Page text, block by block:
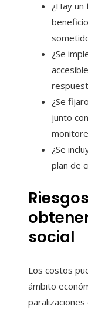
¿Hay
¿Se
¿Se
junto
¿Se
plan de
social
Los costos
ámbito